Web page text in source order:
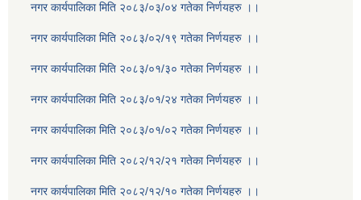
नगर कार्यपालिका मिति २०८३/०३/०४ गतेका निर्णयहरु ।।
नगर कार्यपालिका मिति २०८३/०२/१९ गतेका निर्णयहरु ।।
नगर कार्यपालिका मिति २०८३/०१/३० गतेका निर्णयहरु ।।
नगर कार्यपालिका मिति २०८३/०१/२४ गतेका निर्णयहरु ।।
नगर कार्यपालिका मिति २०८३/०१/०२ गतेका निर्णयहरु ।।
नगर कार्यपालिका मिति २०८२/१२/२१ गतेका निर्णयहरु ।।
नगर कार्यपालिका मिति २०८२/१२/१० गतेका निर्णयहरु ।।